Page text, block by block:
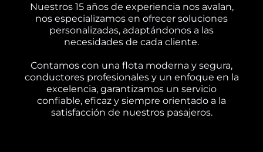
Nuestros 15 años de experiencia nos avalan,
nos especializamos en ofrecer soluciones
personalizadas, adaptándonos a las
necesidades de cada cliente.
Contamos con una flota moderna y segura,
conductores profesionales y un enfoque en la
excelencia, garantizamos un servicio
confiable, eficaz y siempre orientado a la
satisfacción de nuestros pasajeros.